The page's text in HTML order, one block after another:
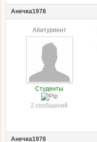
Анечка1978
Абитуриент
Студенты
2 сообщений
Анечка1978